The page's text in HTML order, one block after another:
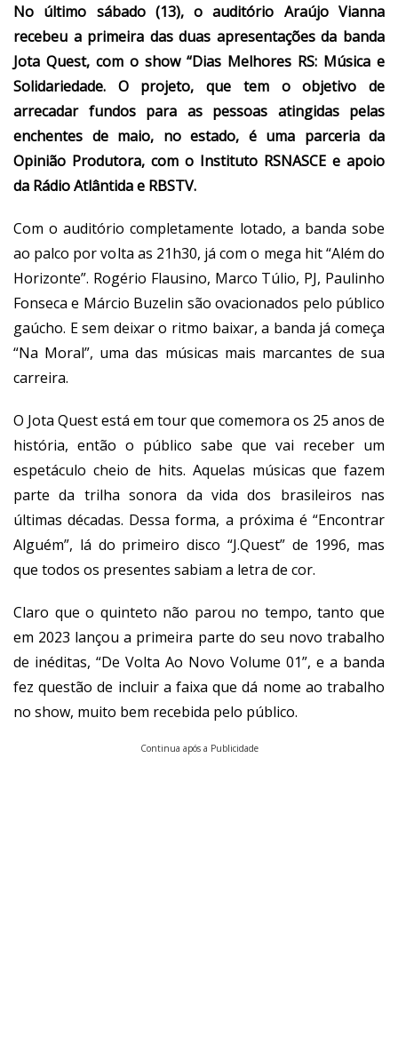
No último sábado (13), o auditório Araújo Vianna
recebeu a primeira das duas apresentações da banda
Jota Quest, com o show “Dias Melhores RS: Música e
Solidariedade. O projeto, que tem o objetivo de
arrecadar fundos para as pessoas atingidas pelas
enchentes de maio, no estado, é uma parceria da
Opinião Produtora, com o Instituto RSNASCE e apoio
da Rádio Atlântida e RBSTV.
Com o auditório completamente lotado, a banda sobe
ao palco por volta as 21h30, já com o mega hit “Além do
Horizonte”. Rogério Flausino, Marco Túlio, PJ, Paulinho
Fonseca e Márcio Buzelin são ovacionados pelo público
gaúcho. E sem deixar o ritmo baixar, a banda já começa
“Na Moral”, uma das músicas mais marcantes de sua
carreira.
O Jota Quest está em tour que comemora os 25 anos de
história, então o público sabe que vai receber um
espetáculo cheio de hits. Aquelas músicas que fazem
parte da trilha sonora da vida dos brasileiros nas
últimas décadas. Dessa forma, a próxima é “Encontrar
Alguém”, lá do primeiro disco “J.Quest” de 1996, mas
que todos os presentes sabiam a letra de cor.
Claro que o quinteto não parou no tempo, tanto que
em 2023 lançou a primeira parte do seu novo trabalho
de inéditas, “De Volta Ao Novo Volume 01”, e a banda
fez questão de incluir a faixa que dá nome ao trabalho
no show, muito bem recebida pelo público.
Continua após a Publicidade